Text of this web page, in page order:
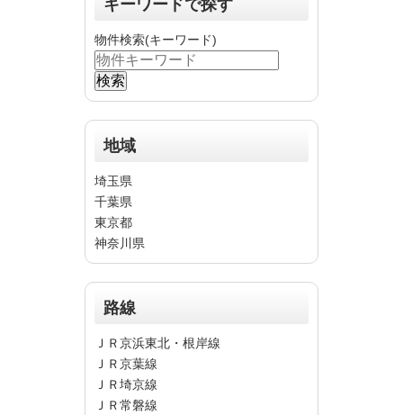
キーワードで探す
物件検索(キーワード)
地域
埼玉県
千葉県
東京都
神奈川県
路線
ＪＲ京浜東北・根岸線
ＪＲ京葉線
ＪＲ埼京線
ＪＲ常磐線